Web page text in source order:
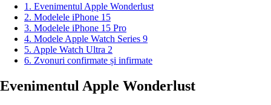
1. Evenimentul Apple Wonderlust
2. Modelele iPhone 15
3. Modelele iPhone 15 Pro
4. Modele Apple Watch Series 9
5. Apple Watch Ultra 2
6. Zvonuri confirmate și infirmate
Evenimentul Apple Wonderlust